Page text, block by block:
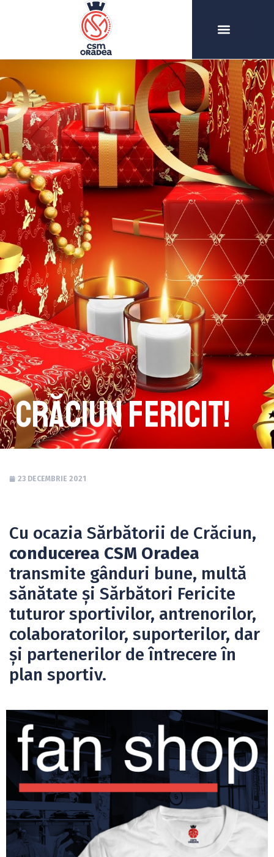
Crăciun Fericit!
23 DECEMBRIE 2021
Cu ocazia Sărbătorii de Crăciun,
conducerea CSM Oradea
transmite gânduri bune, multă
sănătate și Sărbători Fericite
tuturor sportivilor, antrenorilor,
colaboratorilor, suporterilor, dar
și partenerilor de întrecere în
plan sportiv.